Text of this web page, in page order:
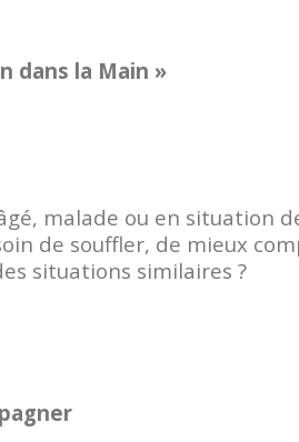
dans la Main »
malade ou en situation
de souffler, de mieux
situations similaires ?